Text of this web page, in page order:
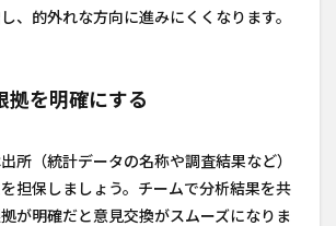
、的外れな方向に進みにくくなります。
拠を明確にする
所（統計データの名称や調査結果など）
担保しましょう。チームで分析結果を共
が明確だと意見交換がスムーズになりま